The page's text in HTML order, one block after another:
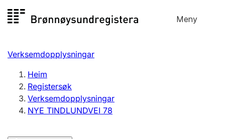
til
Meny
Registersøk
Aksjeselskap
Enkeltpersonføretak
Registrere, endre, slette
Verksemdopplysningar
Heim
Registersøk
Verksemdopplysningar
NYE TINDLUNDVEI 78